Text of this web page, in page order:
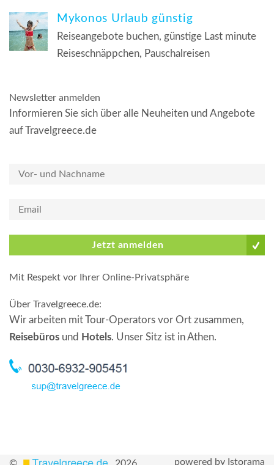
Mykonos Urlaub günstig
Reiseangebote buchen, günstige Last minute
Reiseschnäppchen, Pauschalreisen
Newsletter anmelden
Informieren Sie sich über alle Neuheiten und Angebote
auf Travelgreece.de
Jetzt anmelden
Mit Respekt vor Ihrer Online-Privatsphäre
Über Travelgreece.de:
Wir arbeiten mit Tour-Operators vor Ort zusammen,
Reisebüros und Hotels. Unser Sitz ist in Athen.
powered by Istorama